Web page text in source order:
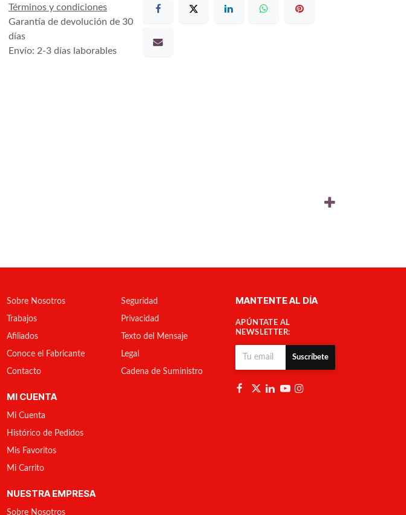
Términos y condiciones
Garantía de devolución de 30
días
Envío: 2-3 días laborables
Sobre Nosotros
Trabajos
Afiliados
Conoce el Fabricante
Contacto
MI CUENTA
Mi Cuenta
Histórico de Pedidos
Mis Favoritos
Mi Carrito
NUESTRA EMPRESA
Sobre Nosotros
Seguridad
Privacidad
Texto del Mensaje
Legal
Cadena de Suministro
MANTENTE AL DÍA
APÚNTATE AL
NEWSLETTER:
Suscríbete